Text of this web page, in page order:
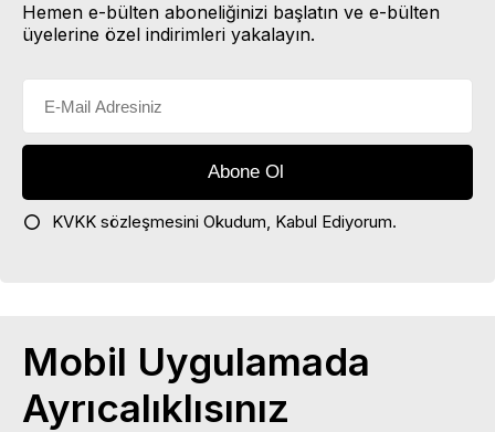
Hemen e-bülten aboneliğinizi başlatın ve e-bülten
üyelerine özel indirimleri yakalayın.
KVKK sözleşmesini Okudum, Kabul Ediyorum.
Mobil Uygulamada
Ayrıcalıklısınız